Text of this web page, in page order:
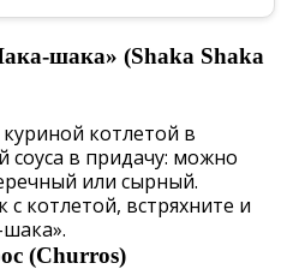
шака» (Shaka Shaka
котлетой в
соуса в придачу: можно
или сырный.
с котлетой, встряхните и
(Churros)